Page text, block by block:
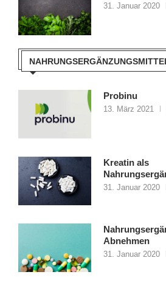
31. Januar 2020
Probinu
13. März 2021
Kreatin als
31. Januar 2020
Abnehmen
31. Januar 2020